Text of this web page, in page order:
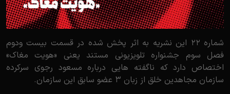
شماره 22 این نشریه به اثر پخش شده در قسمت بیست ودوم
فصل سوم جشنواره تلویزیونی مستند یعنی «هویت مغاک»
اختصاص دارد که ناگفته هایی درباره مسعود رجوی سرکرده
سازمان مجاهدین خلق از زبان 3 عضو سابق این سازمان.